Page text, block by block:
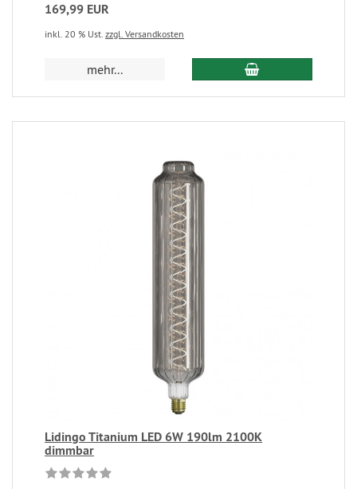
169,99 EUR
inkl. 20 % Ust. zzgl. Versandkosten
mehr...
Lidingo Titanium LED 6W 190lm 2100K
dimmbar